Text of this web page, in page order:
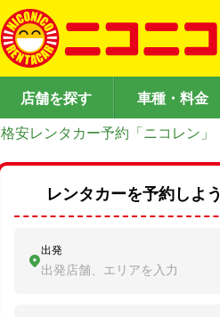
店舗を探す 車種・料金
格安レンタカー予約「ニコレン」
レンタカーを予約しよう
出発
出発店舗、エリアを入力